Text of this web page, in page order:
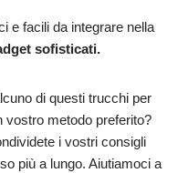
e facili da integrare nella
sofisticati.
di questi trucchi per
vostro metodo preferito?
i vostri consigli
più a lungo. Aiutiamoci a